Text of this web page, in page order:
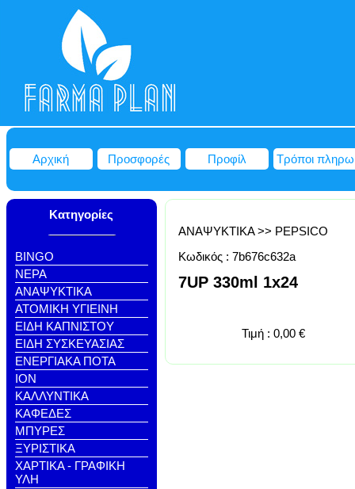
Αρχική Προσφορές Προφίλ Τρόποι
Κατηγορίες
BINGO
NEΡΑ
ΑΝΑΨΥΚΤΙΚΑ
ΑΤΟΜΙΚΗ ΥΓΙΕΙΝΗ
ΕΙΔΗ ΚΑΠΝΙΣΤΟΥ
ΕΙΔΗ ΣΥΣΚΕΥΑΣΙΑΣ
ΕΝΕΡΓΙΑΚΑ ΠΟΤΑ
ΙΟΝ
ΚΑΛΛΥΝΤΙΚΑ
ΚΑΦΕΔΕΣ
ΜΠΥΡΕΣ
ΞΥΡΙΣΤΙΚΑ
ΧΑΡΤΙΚΑ - ΓΡΑΦΙΚΗ
ΥΛΗ
ΑΝΑΨΥΚΤΙΚΑ>> PEPSICO
Κωδικός : 7b676c632a
7UP 330ml 1x24
Τιμή : 0,00 €